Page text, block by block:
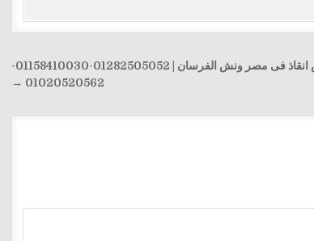
ارخص ونش انقاذ فى مصر ونش الفرسان | 01282505052-01158410030-
01020520562 →